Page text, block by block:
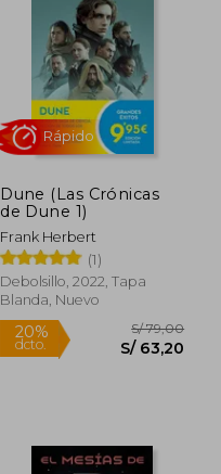
Dune (Las Crónicas
de Dune 1)
Frank Herbert
(1)
Debolsillo, 2022, Tapa
Blanda, Nuevo